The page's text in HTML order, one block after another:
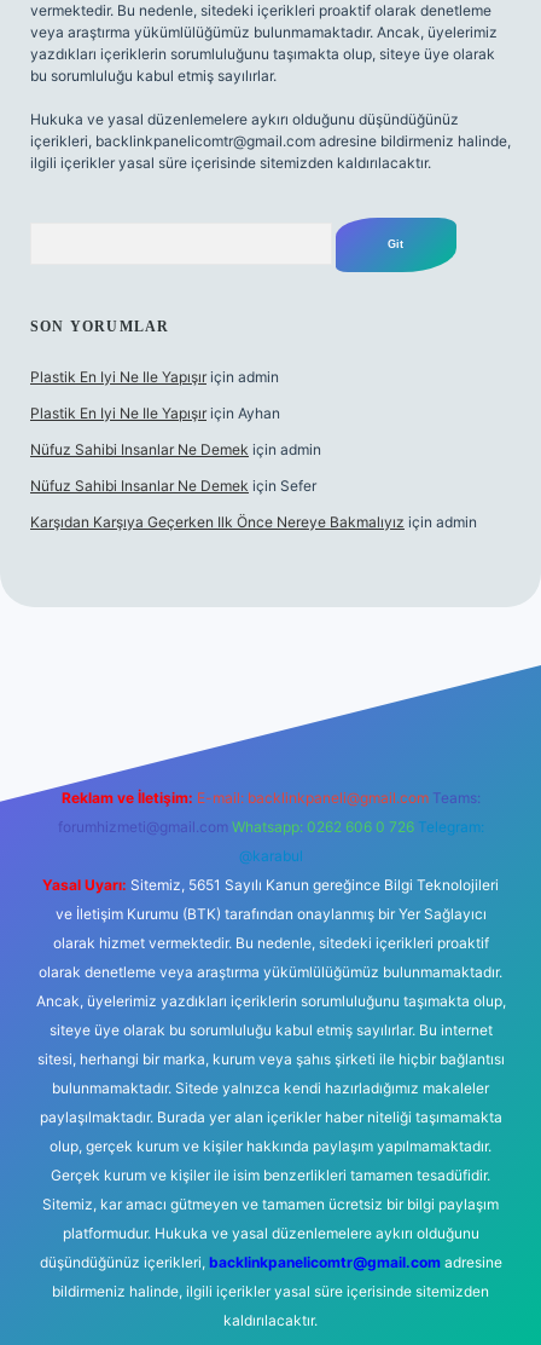
vermektedir. Bu nedenle, sitedeki içerikleri proaktif olarak denetleme
veya araştırma yükümlülüğümüz bulunmamaktadır. Ancak, üyelerimiz
yazdıkları içeriklerin sorumluluğunu taşımakta olup, siteye üye olarak
bu sorumluluğu kabul etmiş sayılırlar.
Hukuka ve yasal düzenlemelere aykırı olduğunu düşündüğünüz
içerikleri, backlinkpanelicomtr@gmail.com adresine bildirmeniz halinde,
ilgili içerikler yasal süre içerisinde sitemizden kaldırılacaktır.
SON YORUMLAR
Plastik En Iyi Ne Ile Yapışır için admin
Plastik En Iyi Ne Ile Yapışır için Ayhan
Nüfuz Sahibi Insanlar Ne Demek için admin
Nüfuz Sahibi Insanlar Ne Demek için Sefer
Karşıdan Karşıya Geçerken Ilk Önce Nereye Bakmalıyız için admin
Reklam ve İletişim: E-mail: backlinkpaneli@gmail.com Teams:
forumhizmeti@gmail.com Whatsapp: 0262 606 0 726 Telegram:
@karabul
Yasal Uyarı: Sitemiz, 5651 Sayılı Kanun gereğince Bilgi Teknolojileri
ve İletişim Kurumu (BTK) tarafından onaylanmış bir Yer Sağlayıcı
olarak hizmet vermektedir. Bu nedenle, sitedeki içerikleri proaktif
olarak denetleme veya araştırma yükümlülüğümüz bulunmamaktadır.
Ancak, üyelerimiz yazdıkları içeriklerin sorumluluğunu taşımakta olup,
siteye üye olarak bu sorumluluğu kabul etmiş sayılırlar. Bu internet
sitesi, herhangi bir marka, kurum veya şahıs şirketi ile hiçbir bağlantısı
bulunmamaktadır. Sitede yalnızca kendi hazırladığımız makaleler
paylaşılmaktadır. Burada yer alan içerikler haber niteliği taşımamakta
olup, gerçek kurum ve kişiler hakkında paylaşım yapılmamaktadır.
Gerçek kurum ve kişiler ile isim benzerlikleri tamamen tesadüfidir.
Sitemiz, kar amacı gütmeyen ve tamamen ücretsiz bir bilgi paylaşım
platformudur. Hukuka ve yasal düzenlemelere aykırı olduğunu
düşündüğünüz içerikleri, backlinkpanelicomtr@gmail.comadresine
bildirmeniz halinde, ilgili içerikler yasal süre içerisinde sitemizden
kaldırılacaktır.